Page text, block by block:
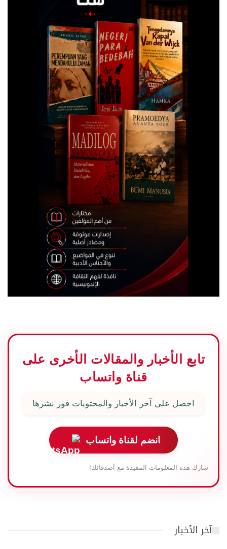
تابع الأخبار والمقالات الأخرى على
قناة واتساب
احصل على آخر الأخبار والمحتويات فور نشرها
انضم لقناة واتساب
شارك هذه المعلومات المفيدة مع أصدقائك!
آخر الأخبار